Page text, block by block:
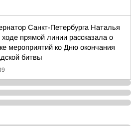
Санкт-Петербурга Наталья
прямой линии рассказала о
мероприятий ко Дню окончания
битвы